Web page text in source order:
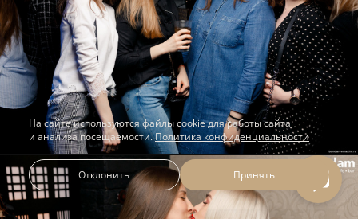
На сайте используются файлы cookie для работы сайта
и анализа посещаемости.Политика конфиденциальности
Отклонить Принять